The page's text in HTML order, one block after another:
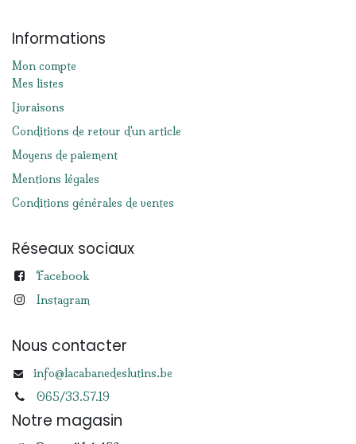
Informations
Mon compte
Mes listes
Livraisons
Conditions de retour d'un article
Moyens de paiement
Mentions légales
Conditions générales de ventes
Réseaux sociaux
Facebook
Instagram
Nous contacter
info@lacabanedeslutins.be
065/33.57.19
Notre magasin